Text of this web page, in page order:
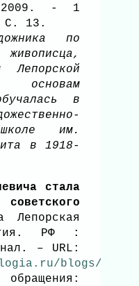
2009. - 1
13.
по
Лепорской
основам
в
школе им.
в 1918-
стала
РФ :
– URL:
blogs/